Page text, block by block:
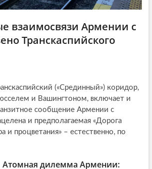
взаимосвязи Армении с
Транскаспийского
(«Срединный») коридор,
и Вашингтоном, включает и
сообщение Армении с
и предполагаемая «Дорога
и процветания» – естественно, по
Атомная дилемма Армении: